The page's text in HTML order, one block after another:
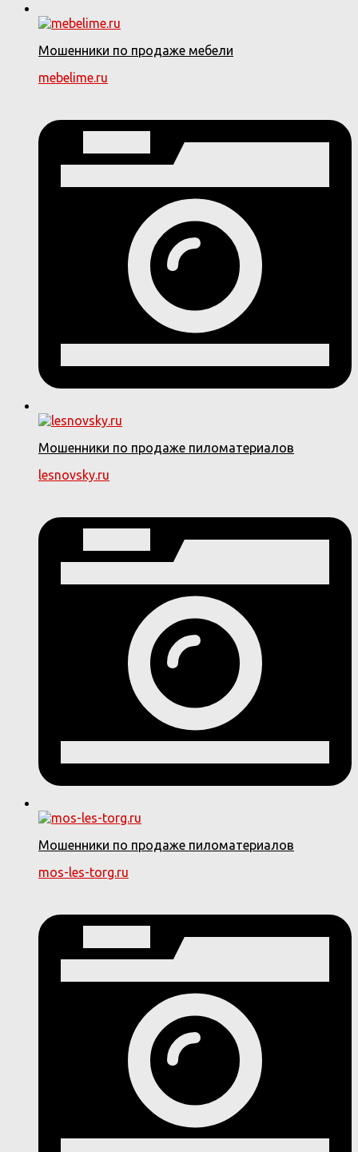
Мошенники по продаже мебели
mebelime.ru
Мошенники по продаже пиломатериалов
lesnovsky.ru
Мошенники по продаже пиломатериалов
mos-les-torg.ru